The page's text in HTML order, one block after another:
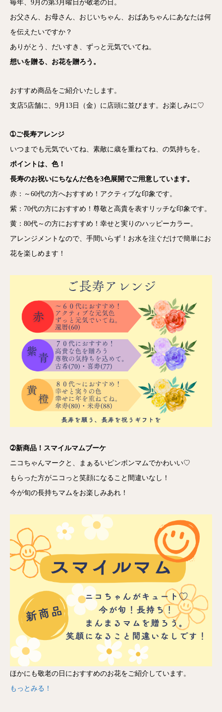
毎年、9月の第3月曜日が敬老の日。
お父さん、お母さん、おじいちゃん、おばあちゃんにあなたは何
を伝えたいですか？
ありがとう、だいすき、ずっと元気でいてね。
想いを贈る、お花を贈ろう。
おすすめ商品をご紹介いたします。
支店5店舗に、9月13日（金）に店頭に並びます。お楽しみに♡
➀ご長寿アレンジ
いつまでも元気でいてね、素敵に歳を重ねてね、の気持ちを。
ポイントは、色！
長寿のお祝いにちなんだ色を3色展開でご用意しています。
赤：～60代の方へおすすめ！アクティブな印象です。
紫：70代の方におすすめ！尊敬と高貴を表すリッチな印象です。
黄：80代～の方におすすめ！幸せと実りのハッピーカラー。
アレンジメントなので、手間いらず！お水を注ぐだけで簡単にお
花を楽しめます！
➁新商品！スマイルマムブーケ
ニコちゃんマークと、まぁるいピンポンマムでかわいい♡
もらった方がニコっと笑顔になること間違いなし！
今が旬の長持ちマムをお楽しみあれ！
ほかにも敬老の日におすすめのお花をご紹介しています。
もっとみる！